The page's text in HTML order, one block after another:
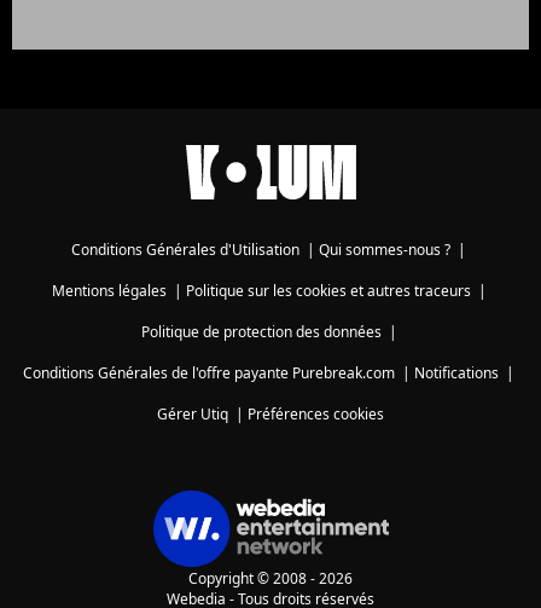
Conditions Générales d'Utilisation | Qui sommes-nous ? |
Mentions légales| Politique sur les cookies et autres traceurs|
Politique de protection des données|
Conditions Générales de l'offre payante Purebreak.com | Notifications |
Gérer Utiq | Préférences cookies
Copyright © 2008 - 2026
Webedia - Tous droits réservés